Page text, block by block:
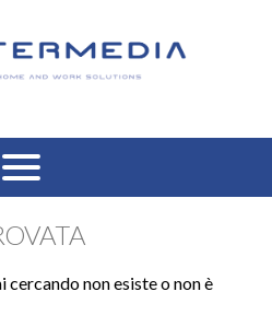
cercando non esiste o non è